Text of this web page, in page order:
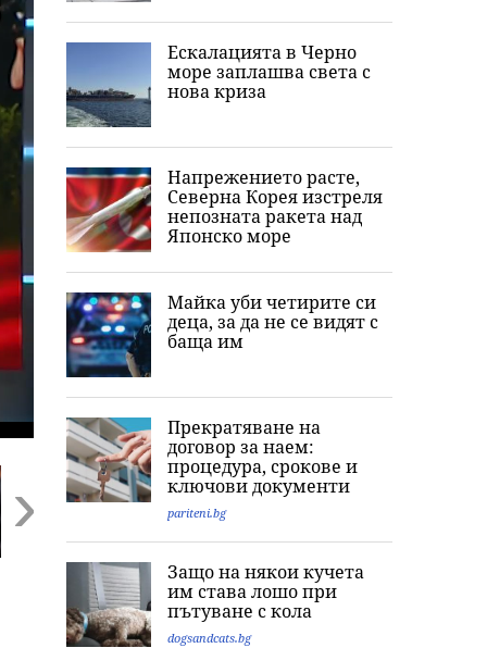
Ким Кардашиян
разпали мрежата:
Публикува снимка
с „гаджето от
„Кажи сбогом на
Джак“: Последните
думи и фаталната
нощ на
Ескалацията в Черно
море заплашва света с
нова криза
Напрежението расте,
Северна Корея изстреля
непозната ракета над
Японско море
Майка уби четирите си
деца, за да не се видят с
баща им
Прекратяване на
договор за наем:
процедура, срокове и
ключови документи
pariteni.bg
Защо на някои кучета
им става лошо при
пътуване с кола
dogsandcats.bg